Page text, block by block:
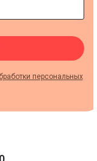
персональных